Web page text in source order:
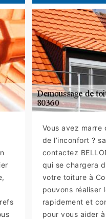
Vous avez marre
de l’inconfort ?
contactez
qui se chargera
votre toiture à
pouvons réaliser
rapidement et
pour vous aider